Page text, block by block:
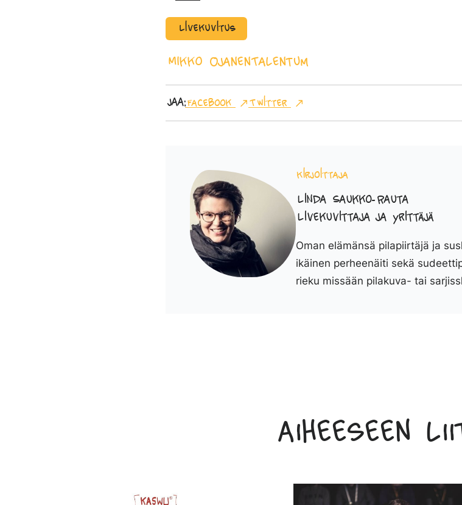
Livekuvitus
Mikko OjanenTalentum
Jaa:Facebook Twitter
Kirjoittaja
Linda Saukko-Rauta
Livekuvittaja ja yrittäjä
Oman elämänsä pilapiirtäjä ja
ikäinen perheenäiti sekä
rieku missään pilakuva- tai
Aiheeseen